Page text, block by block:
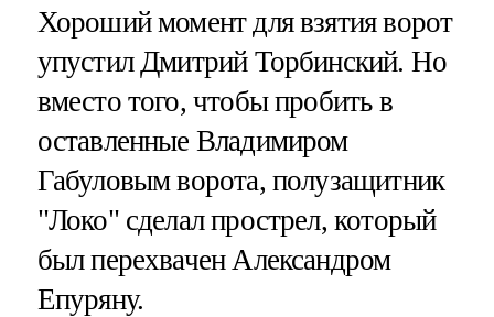
Хороший момент для взятия ворот
упустил Дмитрий Торбинский. Но
вместо того, чтобы пробить в
оставленные Владимиром
Габуловым ворота, полузащитник
"Локо" сделал прострел, который
был перехвачен Александром
Епуряну.